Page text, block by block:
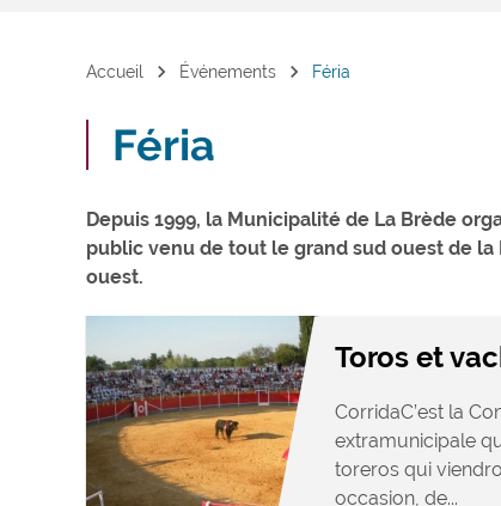
Accueil chevron_right Événements chevron_right Féria
Féria
Depuis 1999, la Municipalité de La Brède
public venu de tout le grand sud ouest de
ouest.
Toros et
CorridaC’est la
extramunicipale
toreros qui
occasion, de...